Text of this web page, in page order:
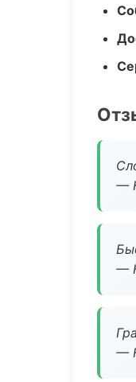
—
—
—